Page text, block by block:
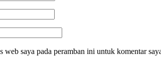
web saya pada peramban ini untuk komentar